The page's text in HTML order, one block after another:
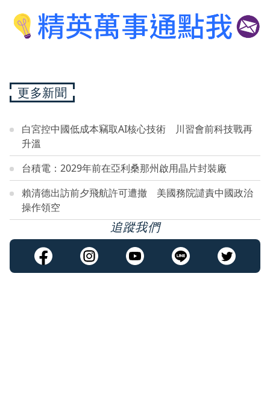
更多新聞
白宮控中國低成本竊取AI核心技術 川習會前科技戰再
升溫
台積電：2029年前在亞利桑那州啟用晶片封裝廠
賴清德出訪前夕飛航許可遭撤 美國務院譴責中國政治
操作領空
追蹤我們